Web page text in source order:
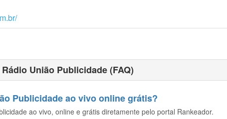
União Publicidade (FAQ)
Publicidade ao vivo online grátis?
ao vivo, online e grátis diretamente pelo portal Rankeador.